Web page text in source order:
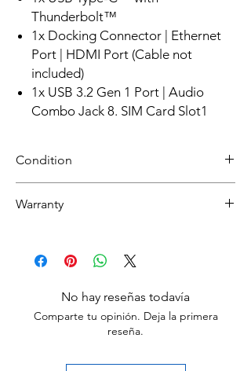
Thunderbolt™
1x Docking Connector | Ethernet
Port | HDMI Port (Cable not
included)
1x USB 3.2 Gen 1 Port | Audio
Combo Jack 8. SIM Card Slot1
Condition
Grade A :Item will have overall excellent to
others may have light scratches or other
Grade B : Item will have some cosmetic
blemishes that include scratches and/or
other surface imperfections.
Warranty
Start the return process within 30 days of
No hay reseñas todavía
Comparte tu opinión. Deja la primera
reseña.